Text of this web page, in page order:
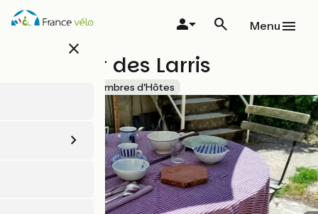
Aller
au
close
Menu
Le Verger des Larris
Chambres d'Hôtes